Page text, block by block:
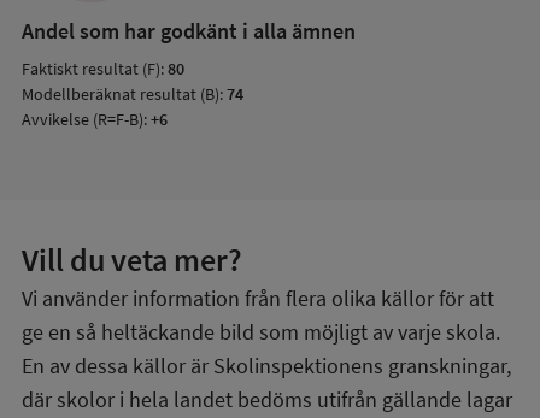
Andel som har godkänt i alla ämnen
Faktiskt resultat (F):80
Modellberäknat resultat (B):74
Avvikelse (R=F-B):+6
Vill du veta mer?
Vi använder information från flera olika källor för att
ge en så heltäckande bild som möjligt av varje skola.
En av dessa källor är Skolinspektionens granskningar,
där skolor i hela landet bedöms utifrån gällande lagar